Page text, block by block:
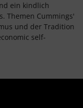
ein kindlich
Themen Cummings'
und der Tradition
self-